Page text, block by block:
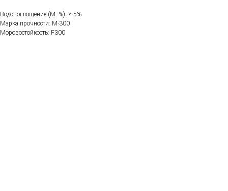
Водопоглощение (M.-%): < 5%
Марка прочности: М-300
Морозостойкость: F300